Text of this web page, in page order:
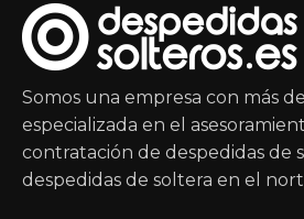
Somos una empresa con más
especializada en el
contratación de despedidas de
despedidas de soltera en el